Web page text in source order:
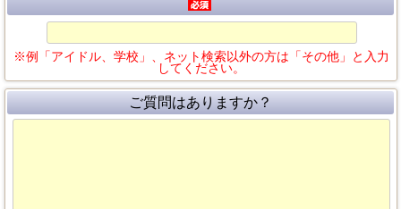
※例「アイドル、学校」、ネット検索以外の方は「その他」と入力
してください。
ご質問はありますか？